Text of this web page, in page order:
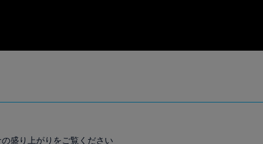
盛り上がりをご覧ください